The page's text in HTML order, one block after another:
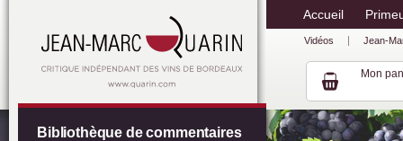
Accueil
Vidéos Jean-
Mon
Bibliothèque de commentaires